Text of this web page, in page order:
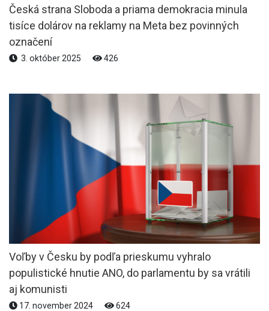
Česká strana Sloboda a priama demokracia minula
tisíce dolárov na reklamy na Meta bez povinných
označení
3. október 2025 426
Voľby v Česku by podľa prieskumu vyhralo
populistické hnutie ANO, do parlamentu by sa vrátili
aj komunisti
17. november 2024 624